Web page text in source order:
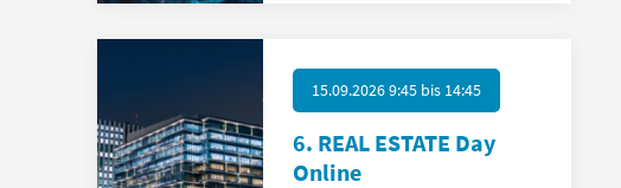
15.09.2026 9:45 bis 14:45
6. REAL ESTATE Day
Online